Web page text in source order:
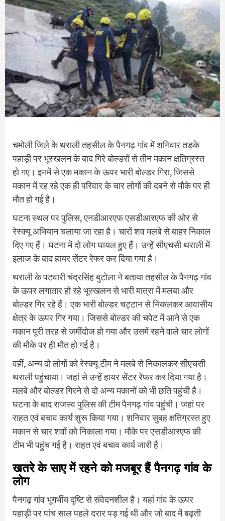
चमोली जिले के थराली तहसील के पैनगढ़ गांव में शनिवार तड़के
पहाड़ी पर भूस्खलन के बाद गिरे बोल्डरों से तीन मकान क्षतिग्रस्त
हो गए। इनमें से एक मकान के ऊपर भारी बोल्डर गिरा, जिससे
मकान में रह रहे एक ही परिवार के चार लोगों की दबने से मौके पर ही
मौत हो गई है।
घटना स्थल पर पुलिस, एनडीआरएफ एसडीआरएफ की ओर से
रेस्क्यू अभियान चलाया जा रहा है। चारों शव मलबे से बाहर निकाल
दिए गए हैं। घटना में दो लोग घायल हुए हैं। उन्हें सीएचसी थराली में
इलाज के बाद हायर सेंटर रेफर कर दिया गया है।
थराली के पटवारी चंद्रसिंह बुटोला ने बताया तहसील के पैनगढ़ गांव
के ऊपर लगातार हो रहे भूस्खलन से भारी मात्रा में मलबा और
बोल्डर गिर रहे हैं। एक भारी बोल्डर चट्टान से निकलकर आवासीय
क्षेत्र के ऊपर गिर गया। जिससे बोल्डर की चपेट में आने से एक
मकान पूरी तरह से जमींदोज हो गया और उसमें रहने वाले चार लोगों
की मौके पर ही मौत हो गई है।
वहीं, अन्य दो लोगों को रेस्क्यू टीम ने मलबे से निकालकर सीएचसी
थराली पहुंचाया। जहां से उन्हें हायर सेंटर रेफर कर दिया गया है।
मलबे और बोल्डर गिरने से दो अन्य मकानों को भी छति पहुंची है।
घटना के बाद राजस्व पुलिस की टीम पैनगढ़ गांव पहुंची। जहां पर
राहत एवं बचाव कार्य शुरू किया गया। शनिवार सुबह क्षतिग्रस्त हुए
मकान से चार शवों को निकाला गया। मौके पर एसडीआरएफ की
टीम भी पहुंच गई है। राहत एवं बचाव कार्य जारी है।
खतरे के साए में रहने को मजबूर हैं पैनगढ़ गांव के
लोग
पैनगढ़ गांव भूगर्भीय दृष्टि से संवेदनशील है। यहां गांव के ऊपर
पहाड़ी पर पांच साल पहले दरार पड़ गई थी और जो बाद में बढ़ती